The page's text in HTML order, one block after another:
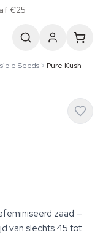
€25
Seeds Pure Kush
zaad —
van slechts 45 tot